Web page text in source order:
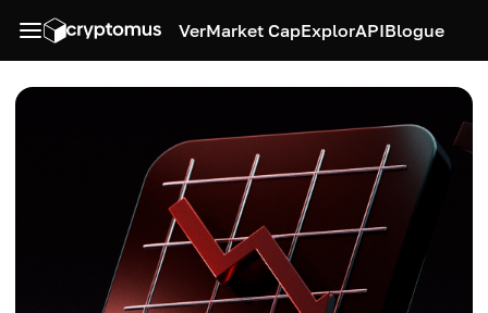
VerMarket CapExplorAPIBlogue